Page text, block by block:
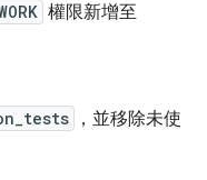
權限新增至
，並移除未使